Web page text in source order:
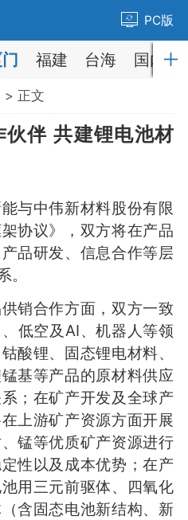
PC版
福建 台海 国内
> 正文
伴 共建锂电池材
中伟新材料股份有限
协议》，双方将在产品
品研发、信息合作等层
合作方面，双方一致
低空及AI、机器人等领
酸锂、固态锂电材料、
基等产品的原材料供应
；在矿产开发及全球产
上游矿产资源方面开展
锰等优质矿产资源进行
性以及成本优势；在产
用三元前驱体、四氧化
含固态电池新结构、新